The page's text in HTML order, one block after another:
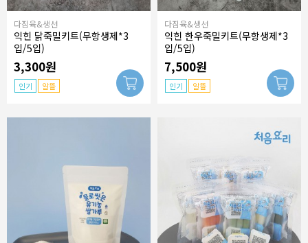
다짐육&생선
익힌 닭죽밀키트(무항생제*3
입/5입)
3,300원
인기 알뜰
다짐육&생선
익힌 한우죽밀키트(무항생제*3
입/5입)
7,500원
인기 알뜰